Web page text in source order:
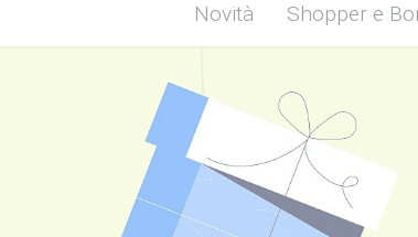
Novità Shopper e